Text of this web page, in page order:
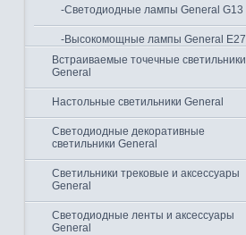
-Светодиодные лампы General G13
-Высокомощные лампы General Е27
Встраиваемые точечные светильники
General
Настольные светильники General
Светодиодные декоративные
светильники General
Светильники трековые и аксессуары
General
Светодиодные ленты и аксессуары
General